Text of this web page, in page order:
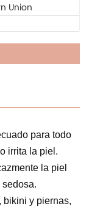
Union
para todo
irrita la piel.
la piel
bikini y piernas,